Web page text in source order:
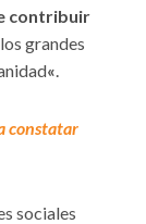
contribuir
grandes
«
constatar
sociales